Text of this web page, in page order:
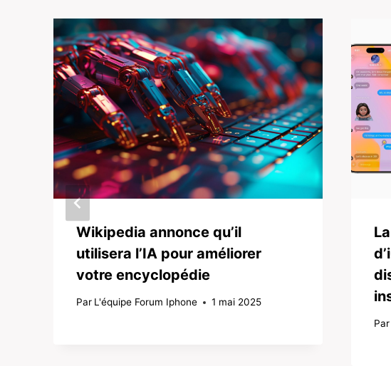
Wikipedia annonce qu’il
utilisera l’IA pour améliorer
votre encyclopédie
Par L'équipe Forum Iphone 1 mai 2025
Par